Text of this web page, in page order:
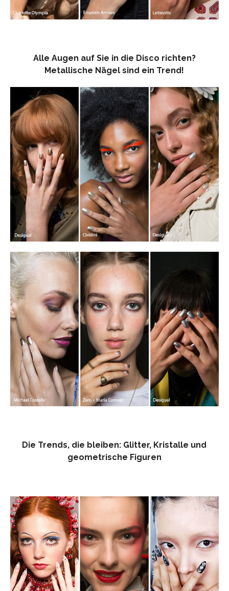
Alle Augen auf Sie in die Disco richten?
Metallische Nägel sind ein Trend!
Die Trends, die bleiben: Glitter, Kristalle und
geometrische Figuren